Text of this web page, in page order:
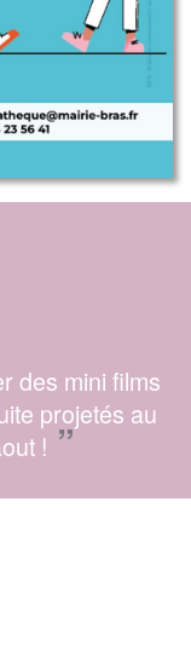
des mini films
projetés au
!”